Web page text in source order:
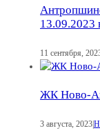
13.09.2023
11 сентября,
ЖК Ново-
3 августа, 2023|